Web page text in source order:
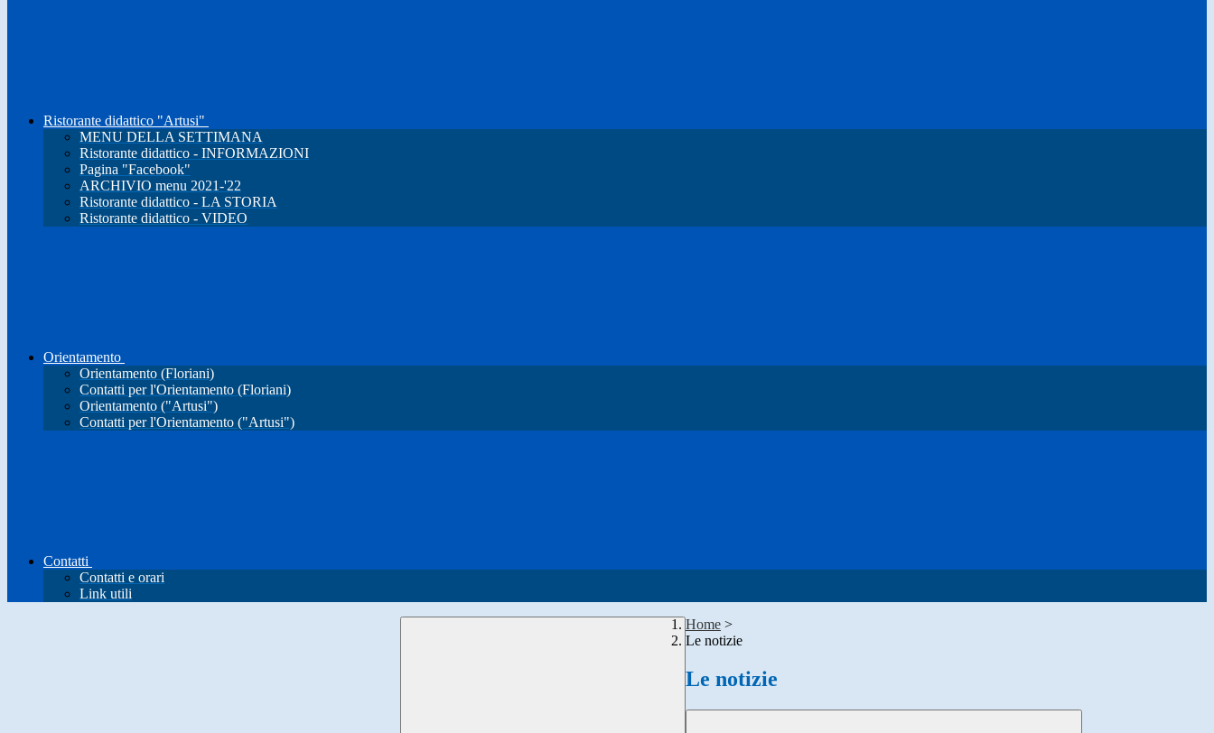
Ristorante didattico "Artusi"
MENU DELLA SETTIMANA
Ristorante didattico - INFORMAZIONI
Pagina "Facebook"
ARCHIVIO menu 2021-'22
Ristorante didattico - LA STORIA
Ristorante didattico - VIDEO
Orientamento
Orientamento (Floriani)
Contatti per l'Orientamento (Floriani)
Orientamento ("Artusi")
Contatti per l'Orientamento ("Artusi")
Contatti
Contatti e orari
Link utili
Home >
Le notizie
Le notizie